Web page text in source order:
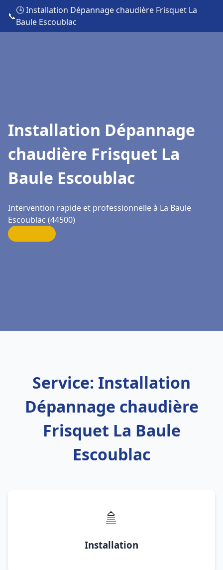
📞
🕒 Installation Dépannage chaudière Frisquet La
Baule Escoublac
Installation Dépannage
chaudière Frisquet La
Baule Escoublac
Intervention rapide et professionnelle à La Baule
Escoublac (44500)
Service: Installation
Dépannage chaudière
Frisquet La Baule
Escoublac
🚿
Installation